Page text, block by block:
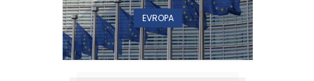
EVROPA